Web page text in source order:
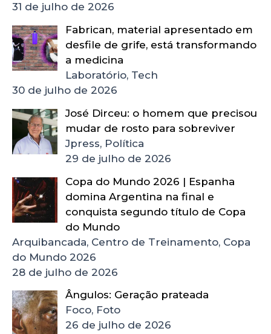
31 de julho de 2026
Fabrican, material apresentado em
desfile de grife, está transformando
a medicina
Laboratório, Tech
30 de julho de 2026
José Dirceu: o homem que precisou
mudar de rosto para sobreviver
Jpress, Política
29 de julho de 2026
Copa do Mundo 2026 | Espanha
domina Argentina na final e
conquista segundo título de Copa
do Mundo
Arquibancada, Centro de Treinamento, Copa
do Mundo 2026
28 de julho de 2026
Ângulos: Geração prateada
Foco, Foto
26 de julho de 2026